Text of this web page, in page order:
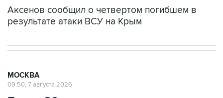
Более 20 сотрудников
незарегистрированных